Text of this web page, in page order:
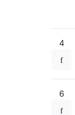
4
6